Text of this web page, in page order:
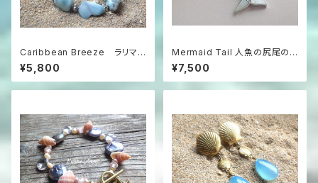
Caribbean Breeze ラリマ
ーとコンクシェルのビーチブレ
スレット
¥5,800
Mermaid Tail 人魚の尻尾の
革紐ハワイアンネックレス マザ
ーオブパール＆シルバー925
¥7,500